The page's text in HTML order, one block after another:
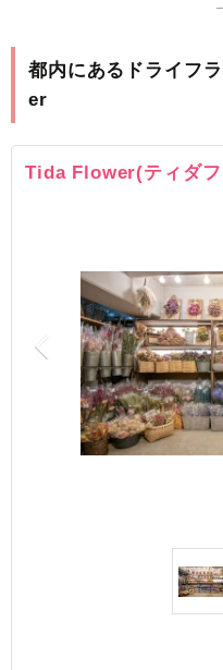
都内にあるドライフ
er
Tida Flower(ティダフ